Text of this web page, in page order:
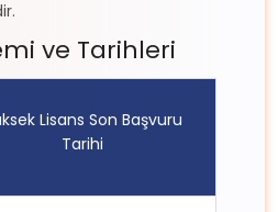
ve Tarihleri
Lisans Son Başvuru
Tarihi